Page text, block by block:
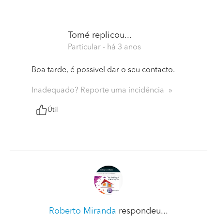
Tomé replicou...
Particular - há 3 anos
Boa tarde, é possivel dar o seu contacto.
Inadequado? Reporte uma incidência
Útil
Roberto Miranda respondeu...